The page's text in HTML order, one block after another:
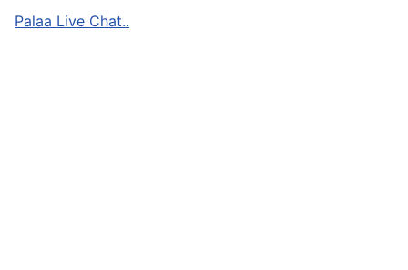
Palaa Live Chat..